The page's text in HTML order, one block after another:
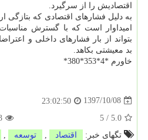
اقتصادیش را از سرگیرد.
به دلیل فشارهای اقتصادی كه بتازگی
امیداوار است كه با گسترش
بتواند از بار فشارهای داخلی و
بد معیشتی بكاهد.
خاورم *4*353*380*
1397/10/08
23:02:50
5.0
/
5
تگهای خبر:
اقتصاد توسعه